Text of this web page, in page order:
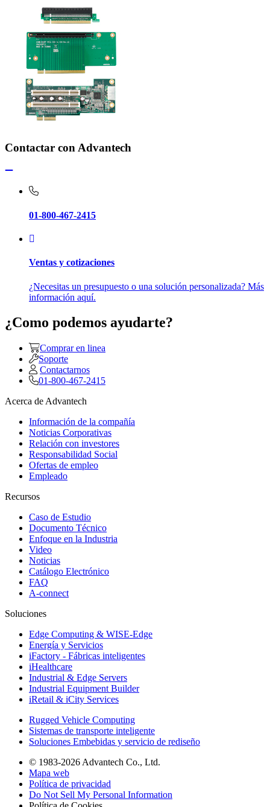
Contactar con Advantech
01-800-467-2415
Ventas y cotizaciones
¿Necesitas un presupuesto o una solución personalizada? Más
información aquí.
¿Como podemos ayudarte?
Comprar en linea
Soporte
Contactarnos
01-800-467-2415
Acerca de Advantech
Información de la compañía
Noticias Corporativas
Relación con investores
Responsabilidad Social
Ofertas de empleo
Empleado
Recursos
Caso de Estudio
Documento Técnico
Enfoque en la Industria
Video
Noticias
Catálogo Electrónico
FAQ
A-connect
Soluciones
Edge Computing & WISE-Edge
Energía y Servicios
iFactory - Fábricas inteligentes
iHealthcare
Industrial & Edge Servers
Industrial Equipment Builder
iRetail & iCity Services
Rugged Vehicle Computing
Sistemas de transporte inteligente
Soluciones Embebidas y servicio de rediseño
© 1983-2026 Advantech Co., Ltd.
Mapa web
Política de privacidad
Do Not Sell My Personal Information